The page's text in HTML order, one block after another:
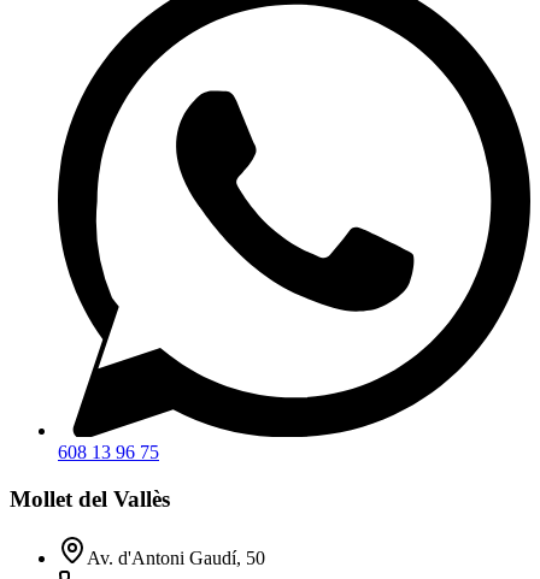
608 13 96 75
Mollet del Vallès
Av. d'Antoni Gaudí, 50